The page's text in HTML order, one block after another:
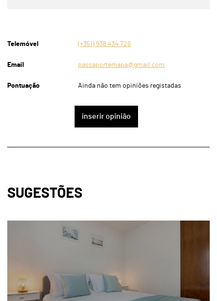
Telemóvel (+351) 938 434 726
Email passaportemapa@gmail.com
Pontuação Ainda não tem opiniões registadas
inserir opinião
SUGESTÕES